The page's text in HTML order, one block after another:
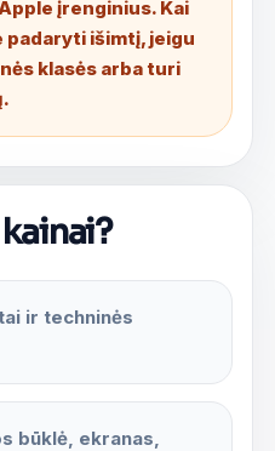
įrenginius. Kai
padaryti išimtį, jeigu
klasės arba turi
ir techninės
būklė, ekranas,